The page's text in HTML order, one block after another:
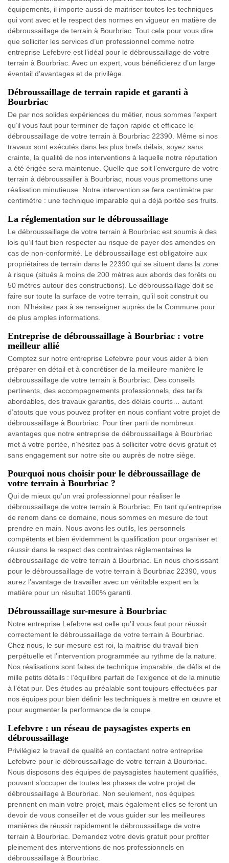
équipements, il importe aussi de maitriser toutes les techniques
qui vont avec et le respect des normes en vigueur en matière de
débroussaillage de terrain à Bourbriac. Tout cela pour vous dire
que solliciter les services d’un professionnel comme notre
entreprise Lefebvre est l’idéal pour le débroussaillage de votre
terrain à Bourbriac. Avec un expert, vous bénéficierez d’un large
éventail d’avantages et de privilège.
Débroussaillage de terrain rapide et garanti à
Bourbriac
De par nos solides expériences du métier, nous sommes l’expert
qu’il vous faut pour terminer de façon rapide et efficace le
débroussaillage de votre terrain à Bourbriac 22390. Même si nos
travaux sont exécutés dans les plus brefs délais, soyez sans
crainte, la qualité de nos interventions à laquelle notre réputation
a été érigée sera maintenue. Quelle que soit l’envergure de votre
terrain à débroussailler à Bourbriac, nous vous promettons une
réalisation minutieuse. Notre intervention se fera centimètre par
centimètre : une technique imparable qui a déjà portée ses fruits.
La réglementation sur le débroussaillage
Le débroussaillage de votre terrain à Bourbriac est soumis à des
lois qu’il faut bien respecter au risque de payer des amendes en
cas de non-conformité. Le débroussaillage est obligatoire aux
propriétaires de terrain dans le 22390 qui se situent dans la zone
à risque (situés à moins de 200 mètres aux abords des forêts ou
50 mètres autour des constructions). Le débroussaillage doit se
faire sur toute la surface de votre terrain, qu’il soit construit ou
non. N’hésitez pas à se renseigner auprès de la Commune pour
de plus amples informations.
Entreprise de débroussaillage à Bourbriac : votre
meilleur allié
Comptez sur notre entreprise Lefebvre pour vous aider à bien
préparer en détail et à concrétiser de la meilleure manière le
débroussaillage de votre terrain à Bourbriac. Des conseils
pertinents, des accompagnements professionnels, des tarifs
abordables, des travaux garantis, des délais courts… autant
d’atouts que vous pouvez profiter en nous confiant votre projet de
débroussaillage à Bourbriac. Pour tirer parti de nombreux
avantages que notre entreprise de débroussaillage à Bourbriac
met à votre portée, n’hésitez pas à solliciter votre devis gratuit et
sans engagement sur notre site ou auprès de notre siège.
Pourquoi nous choisir pour le débroussaillage de
votre terrain à Bourbriac ?
Qui de mieux qu’un vrai professionnel pour réaliser le
débroussaillage de votre terrain à Bourbriac. En tant qu’entreprise
de renom dans ce domaine, nous sommes en mesure de tout
prendre en main. Nous avons les outils, les personnels
compétents et bien évidemment la qualification pour organiser et
réussir dans le respect des contraintes réglementaires le
débroussaillage de votre terrain à Bourbriac. En nous choisissant
pour le débroussaillage de votre terrain à Bourbriac 22390, vous
aurez l’avantage de travailler avec un véritable expert en la
matière pour un résultat 100% garanti.
Débroussaillage sur-mesure à Bourbriac
Notre entreprise Lefebvre est celle qu’il vous faut pour réussir
correctement le débroussaillage de votre terrain à Bourbriac.
Chez nous, le sur-mesure est roi, la maitrise du travail bien
perpétuelle et l’intervention programmée au rythme de la nature.
Nos réalisations sont faites de technique imparable, de défis et de
mille petits détails : l’équilibre parfait de l’exigence et de la minutie
à l’état pur. Des études au préalable sont toujours effectuées par
nos équipes pour bien définir les techniques à mettre en œuvre et
pour augmenter la performance de la coupe.
Lefebvre : un réseau de paysagistes experts en
débroussaillage
Privilégiez le travail de qualité en contactant notre entreprise
Lefebvre pour le débroussaillage de votre terrain à Bourbriac.
Nous disposons des équipes de paysagistes hautement qualifiés,
pouvant s’occuper de toutes les phases de votre projet de
débroussaillage à Bourbriac. Non seulement, nos équipes
prennent en main votre projet, mais également elles se feront un
devoir de vous conseiller et de vous guider sur les meilleures
manières de réussir rapidement le débroussaillage de votre
terrain à Bourbriac. Demandez votre devis gratuit pour profiter
pleinement des interventions de nos professionnels en
débroussaillage à Bourbriac.